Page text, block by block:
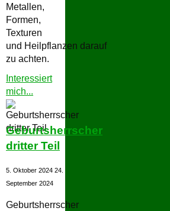
Metallen,
Formen,
Texturen
und Heilpflanzen darauf
zu achten.
Interessiert
mich...
Teil"
Geburtsherrscher
dritter Teil
5. Oktober 202424.
September 2024
Geburtsherrscher